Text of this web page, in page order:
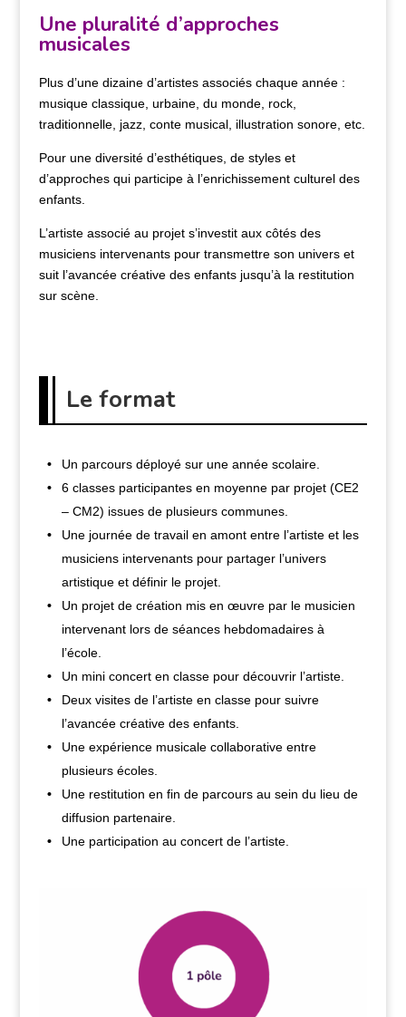
Une pluralité d’approches
musicales
Plus d’une dizaine d’artistes associés chaque année :
musique classique, urbaine, du monde, rock,
traditionnelle, jazz, conte musical, illustration sonore, etc.
Pour une diversité d’esthétiques, de styles et
d’approches qui participe à l’enrichissement culturel des
enfants.
L’artiste associé au projet s’investit aux côtés des
musiciens intervenants pour transmettre son univers et
suit l’avancée créative des enfants jusqu’à la restitution
sur scène.
Le format
Un parcours déployé sur une année scolaire.
6 classes participantes en moyenne par projet (CE2
– CM2) issues de plusieurs communes.
Une journée de travail en amont entre l’artiste et les
musiciens intervenants pour partager l’univers
artistique et définir le projet.
Un projet de création mis en œuvre par le musicien
intervenant lors de séances hebdomadaires à
l’école.
Un mini concert en classe pour découvrir l’artiste.
Deux visites de l’artiste en classe pour suivre
l’avancée créative des enfants.
Une expérience musicale collaborative entre
plusieurs écoles.
Une restitution en fin de parcours au sein du lieu de
diffusion partenaire.
Une participation au concert de l’artiste.